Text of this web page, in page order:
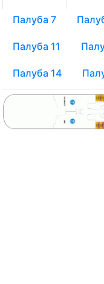
Палуба 7
Палуба 11
Палуба 14